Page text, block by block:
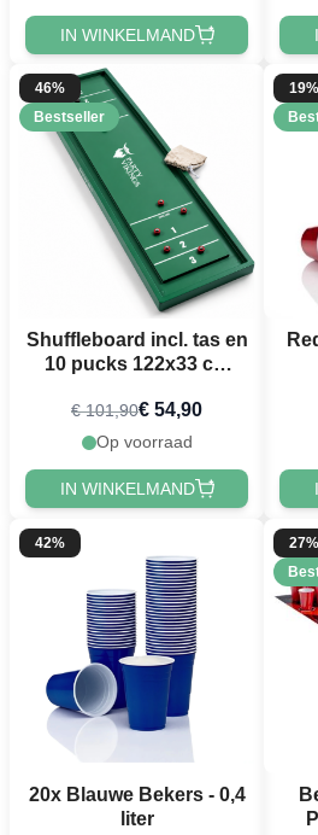
IN WINKELMAND
46%
Bestseller
Shuffleboard incl. tas en
10 pucks 122x33 cm
€ 101,90€ 54,90
Op voorraad
IN WINKELMAND
19%
42%
20x Blauwe Bekers - 0,4
liter
27%